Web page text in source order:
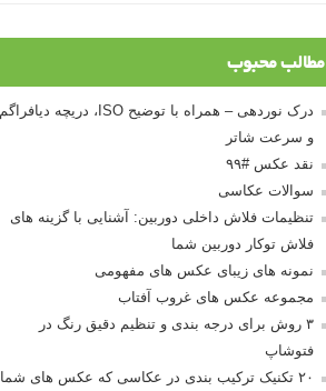
مطالب محبوب
درک نوردهی – همراه با توضیح ISO، دریچه دیافراگم
و سرعت شاتر
نقد عکس #۹۹
سوالات عکاسی
تنظیمات فلاش داخلی دوربین: آشنایی با گزینه های
فلاش توکار دوربین شما
نمونه های زیبای عکس های مفهومی
مجموعه عکس های غروب آفتاب
۳ روش برای درجه بندی و تنظیم دقیق رنگ در
فتوشاپ
۲۰ تکنیک ترکیب بندی در عکاسی که عکس های شما